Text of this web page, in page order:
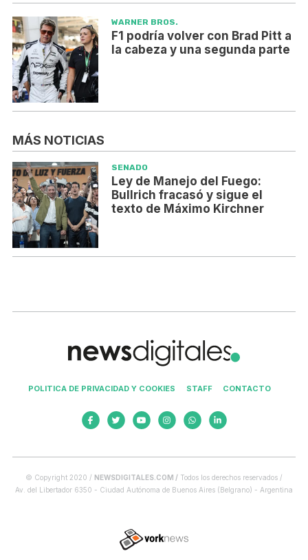
WARNER BROS.
F1 podría volver con Brad Pitt a
la cabeza y una segunda parte
MÁS NOTICIAS
SENADO
Ley de Manejo del Fuego:
Bullrich fracasó y sigue el
texto de Máximo Kirchner
POLITICA DE PRIVACIDAD Y COOKIES STAFF CONTACTO
© Copyright 2020 / NEWSDIGITALES.COM / Todos los derechos reservados /
Av. del Libertador 6350 - Ciudad Autónoma de Buenos Aires (Belgrano) - Argentina